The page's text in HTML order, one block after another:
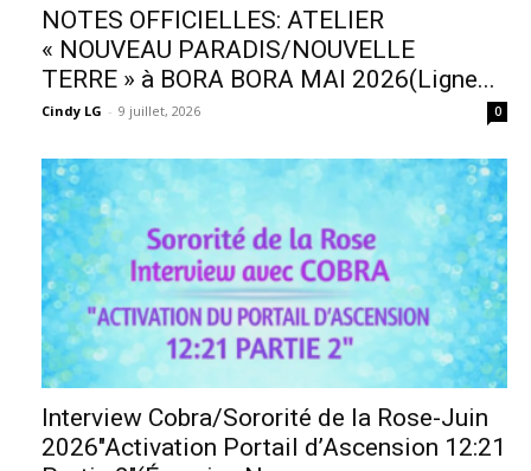
NOTES OFFICIELLES: ATELIER
« NOUVEAU PARADIS/NOUVELLE
TERRE » à BORA BORA MAI 2026(Ligne...
Cindy LG - 9 juillet, 2026 0
Interview Cobra/Sororité de la Rose-Juin
2026″Activation Portail d’Ascension 12:21